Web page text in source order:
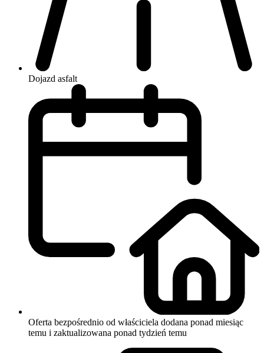
Dojazd asfalt
Oferta bezpośrednio od właściciela dodana ponad miesiąc
temu i zaktualizowana ponad tydzień temu